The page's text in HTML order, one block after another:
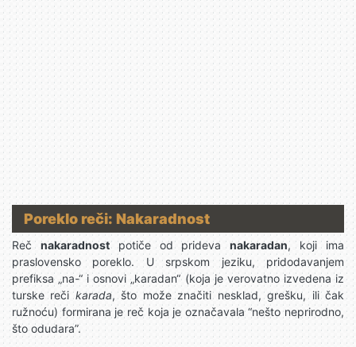
Poreklo reči: Nakaradnost
Reč nakaradnostpotiče od pridevanakaradan, koji ima
praslovensko poreklo. U srpskom jeziku, pridodavanjem
prefiksa „na-“ i osnovi „karadan“ (koja je verovatno izvedena iz
turske rečikarada, što može značiti nesklad, grešku, ili čak
ružnoću) formirana je reč koja je označavala “nešto neprirodno,
što odudara”.